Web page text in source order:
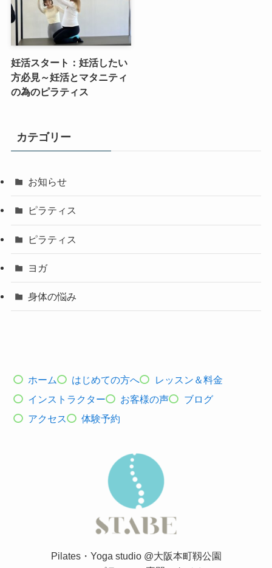
妊活スタート：妊活したい
方必見～妊活とマタニティ
の為のピラティス
カテゴリー
お知らせ
ピラティス
ピラティス
ヨガ
身体の悩み
ホーム はじめての方へ
レッスン＆料金
インストラクター
お客様の声
ブログ
アクセス
体験予約
Pilates・Yoga studio @大阪本町靱公園